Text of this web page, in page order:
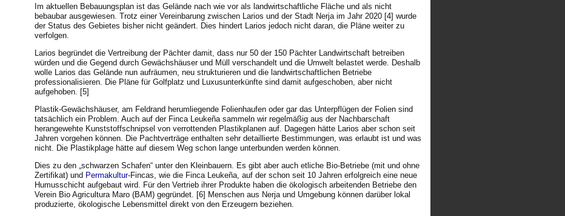
Im aktuellen Bebauungsplan ist das Gelände nach wie vor als landwirtschaftliche Fläche und als nicht
bebaubar ausgewiesen. Trotz einer Vereinbarung zwischen Larios und der Stadt Nerja im Jahr 2020 [4] wurde
der Status des Gebietes bisher nicht geändert. Dies hindert Larios jedoch nicht daran, die Pläne weiter zu
verfolgen.
Larios begründet die Vertreibung der Pächter damit, dass nur 50 der 150 Pächter Landwirtschaft betreiben
würden und die Gegend durch Gewächshäuser und Müll verschandelt und die Umwelt belastet werde. Deshalb
wolle Larios das Gelände nun aufräumen, neu strukturieren und die landwirtschaftlichen Betriebe
professionalisieren. Die Pläne für Golfplatz und Luxusunterkünfte sind damit aufgeschoben, aber nicht
aufgehoben. [5]
Plastik-Gewächshäuser, am Feldrand herumliegende Folienhaufen oder gar das Unterpflügen der Folien sind
tatsächlich ein Problem. Auch auf der Finca Leukeña sammeln wir regelmäßig aus der Nachbarschaft
herangewehte Kunststoffschnipsel von verrottenden Plastikplanen auf. Dagegen hätte Larios aber schon seit
Jahren vorgehen können. Die Pachtverträge enthalten sehr detaillierte Bestimmungen, was erlaubt ist und was
nicht. Die Plastikplage hätte auf diesem Weg schon lange unterbunden werden können.
Dies zu den „schwarzen Schafen“ unter den Kleinbauern. Es gibt aber auch etliche Bio-Betriebe (mit und ohne
Zertifikat) und Permakultur-Fincas, wie die Finca Leukeña, auf der schon seit 10 Jahren erfolgreich eine neue
Humusschicht aufgebaut wird. Für den Vertrieb ihrer Produkte haben die ökologisch arbeitenden Betriebe den
Verein Bio Agricultura Maro (BAM) gegründet. [6] Menschen aus Nerja und Umgebung können darüber lokal
produzierte, ökologische Lebensmittel direkt von den Erzeugern beziehen.